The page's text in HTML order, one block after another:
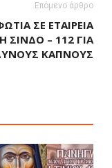
Επόμενο άρθρο
ΣΕ ΕΤΑΙΡΕΊΑ
– 112 ΓΙΑ
ΚΑΠΝΟΎΣ